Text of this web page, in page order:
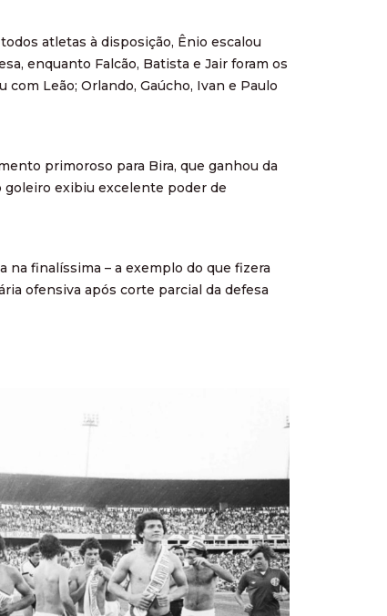
atletas à disposição, Ênio escalou
enquanto Falcão, Batista e Jair foram os
Leão; Orlando, Gaúcho, Ivan e Paulo
primoroso para Bira, que ganhou da
goleiro exibiu excelente poder de
finalíssima – a exemplo do que fizera
ofensiva após corte parcial da defesa